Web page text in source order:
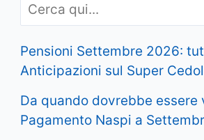
Pensioni Settembre 2026:
Anticipazioni sul Super
Da quando dovrebbe essere
Pagamento Naspi a